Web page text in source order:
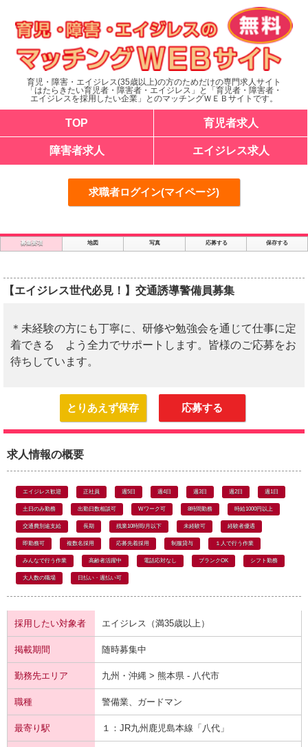
育児・障害・エイジレス(35歳以上)の方のためだけの専門求人サイト
「はたらきたい育児者・障害者・エイジレス」と「育児者・障害者・
エイジレスを採用したい企業」とのマッチングＷＥＢサイトです。
TOP 育児者求人
障害者求人 エイジレス求人
求職者ログイン(マイページ)
募集要項 地図 写真 応募する 保存する
【エイジレス世代必見！】交通誘導警備員募集
＊未経験の方にも丁寧に、研修や勉強会を通じて仕事に定
着できる よう全力でサポートします。皆様のご応募をお
待ちしています。
とりあえず保存 応募する
求人情報の概要
エイジレス歓迎 正社員 週5日 週4日 週3日 週2日 週1日
土日のみ勤務 出勤日数相談可 Wワーク可 8時間勤務 時給1000円以上
交通費別途支給 長期 残業10時間/月以下 未経験可 経験者優遇
即勤務可 複数名採用 応募先着採用 制服貸与 １人で行う作業
みんなで行う作業 高齢者活躍中 電話応対なし ブランクOK シフト勤務
大人数の職場 日払い・週払い可
採用したい対象者 エイジレス（満35歳以上）
掲載期間 随時募集中
勤務先エリア 九州・沖縄 > 熊本県 - 八代市
職種 警備業、ガードマン
最寄り駅 １：JR九州 鹿児島本線 「八代」